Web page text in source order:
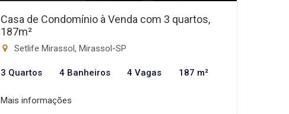
Casa de Condomínio à Venda com 3 quartos,
187m²
Setlife Mirassol, Mirassol-SP
3 Quartos 4 Banheiros 4 Vagas 187 m²
Mais informações